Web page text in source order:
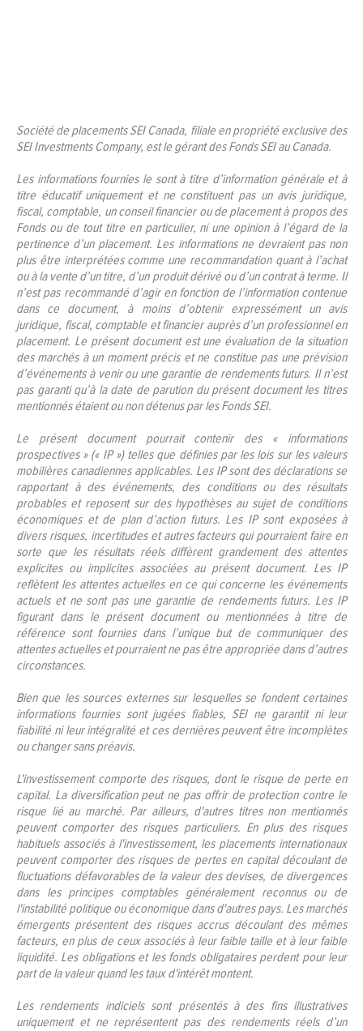
Société de placements SEI Canada, filiale en propriété exclusive des
SEI Investments Company, est le gérant des Fonds SEI au Canada.
Les informations fournies le sont à titre d’information générale et à
titre éducatif uniquement et ne constituent pas un avis juridique,
fiscal, comptable, un conseil financier ou de placement à propos des
Fonds ou de tout titre en particulier, ni une opinion à l’égard de la
pertinence d’un placement. Les informations ne devraient pas non
plus être interprétées comme une recommandation quant à l’achat
ou à la vente d’un titre, d’un produit dérivé ou d’un contrat à terme. Il
n’est pas recommandé d’agir en fonction de l’information contenue
dans ce document, à moins d’obtenir expressément un avis
juridique, fiscal, comptable et financier auprès d’un professionnel en
placement. Le présent document est une évaluation de la situation
des marchés à un moment précis et ne constitue pas une prévision
d’événements à venir ou une garantie de rendements futurs. Il n’est
pas garanti qu’à la date de parution du présent document les titres
mentionnés étaient ou non détenus par les Fonds SEI.
Le présent document pourrait contenir des « informations
prospectives » (« IP ») telles que définies par les lois sur les valeurs
mobilières canadiennes applicables. Les IP sont des déclarations se
rapportant à des événements, des conditions ou des résultats
probables et reposent sur des hypothèses au sujet de conditions
économiques et de plan d’action futurs. Les IP sont exposées à
divers risques, incertitudes et autres facteurs qui pourraient faire en
sorte que les résultats réels diffèrent grandement des attentes
explicites ou implicites associées au présent document. Les IP
reflètent les attentes actuelles en ce qui concerne les événements
actuels et ne sont pas une garantie de rendements futurs. Les IP
figurant dans le présent document ou mentionnées à titre de
référence sont fournies dans l’unique but de communiquer des
attentes actuelles et pourraient ne pas être appropriée dans d’autres
circonstances.
Bien que les sources externes sur lesquelles se fondent certaines
informations fournies sont jugées fiables, SEI ne garantit ni leur
fiabilité ni leur intégralité et ces dernières peuvent être incomplètes
ou changer sans préavis.
L'investissement comporte des risques, dont le risque de perte en
capital. La diversification peut ne pas offrir de protection contre le
risque lié au marché. Par ailleurs, d'autres titres non mentionnés
peuvent comporter des risques particuliers. En plus des risques
habituels associés à l'investissement, les placements internationaux
peuvent comporter des risques de pertes en capital découlant de
fluctuations défavorables de la valeur des devises, de divergences
dans les principes comptables généralement reconnus ou de
l'instabilité politique ou économique dans d'autres pays. Les marchés
émergents présentent des risques accrus découlant des mêmes
facteurs, en plus de ceux associés à leur faible taille et à leur faible
liquidité. Les obligations et les fonds obligataires perdent pour leur
part de la valeur quand les taux d'intérêt montent.
Les rendements indiciels sont présentés à des fins illustratives
uniquement et ne représentent pas des rendements réels d’un